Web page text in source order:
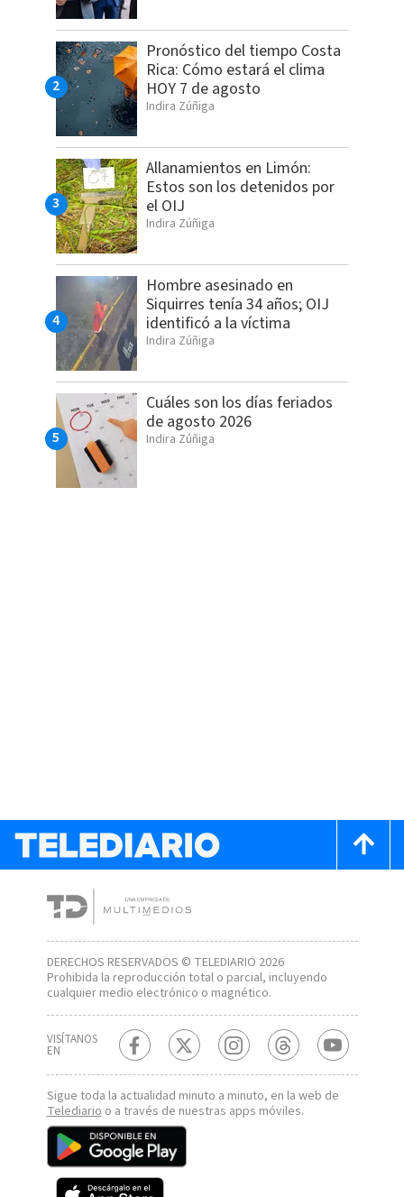
Pronóstico del tiempo Costa
Rica: Cómo estará el clima
HOY 7 de agosto
Indira Zúñiga
Allanamientos en Limón:
Estos son los detenidos por
el OIJ
Indira Zúñiga
Hombre asesinado en
Siquirres tenía 34 años; OIJ
identificó a la víctima
Indira Zúñiga
Cuáles son los días feriados
de agosto 2026
Indira Zúñiga
DERECHOS RESERVADOS © TELEDIARIO 2026
Prohibida la reproducción total o parcial, incluyendo
cualquier medio electrónico o magnético.
VISÍTANOS
EN
Sigue toda la actualidad minuto a minuto, en la web de
Telediarioo a través de nuestras apps móviles.